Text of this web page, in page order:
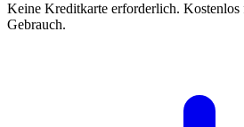
Keine Kreditkarte erforderlich. Kostenlos
Gebrauch.